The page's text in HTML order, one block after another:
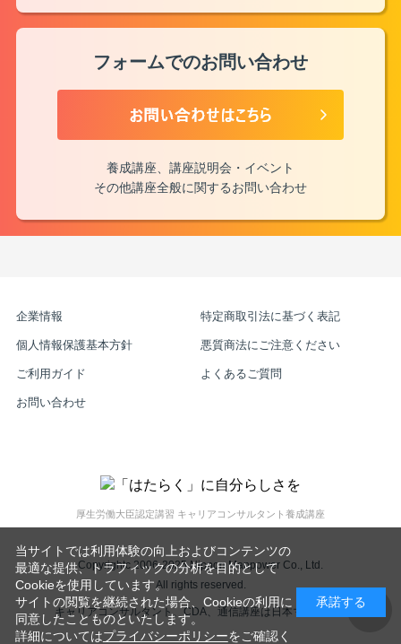
フォームでのお問い合わせ
養成講座、講座説明会・イベント
その他講座全般に関するお問い合わせ
厚生労働大臣認定講習 キャリアコンサルタント養成講座
企業情報 特定商取引法に基づく表記
個人情報保護基本方針 悪質商法にご注意ください
ご利用ガイド よくあるご質問
お問い合わせ
Copyrightc 2006-2025 Nippon Manpower Co., Ltd.
All rights reserved.
キャリアコンサルタント、CDA、通信講座は日本マンパワー
当サイトでは利用体験の向上およびコンテンツの
最適な提供、トラフィックの分析を目的として
Cookieを使用しています。
サイトの閲覧を継続された場合、Cookieの利用に
同意したことものといたします。
詳細についてはプライバシーポリシーをご確認く
承諾する